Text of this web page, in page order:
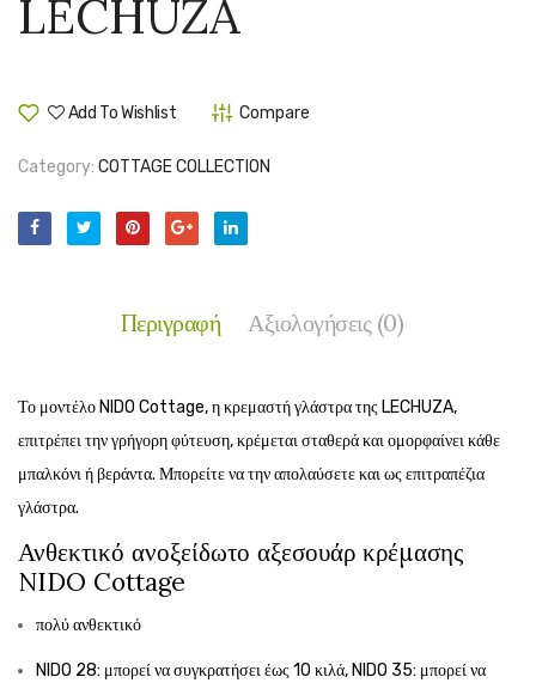
LECHUZA
Add To Wishlist Compare
Category: COTTAGE COLLECTION
Περιγραφή Αξιολογήσεις (0)
Το μοντέλο NIDO Cottage, η κρεμαστή γλάστρα της LECHUZA,
επιτρέπει την γρήγορη φύτευση, κρέμεται σταθερά και ομορφαίνει κάθε
μπαλκόνι ή βεράντα. Μπορείτε να την απολαύσετε και ως επιτραπέζια
γλάστρα.
Ανθεκτικό ανοξείδωτο αξεσουάρ κρέμασης
NIDO Cottage
πολύ ανθεκτικό
NIDO 28: μπορεί να συγκρατήσει έως 10 κιλά, NIDO 35: μπορεί να